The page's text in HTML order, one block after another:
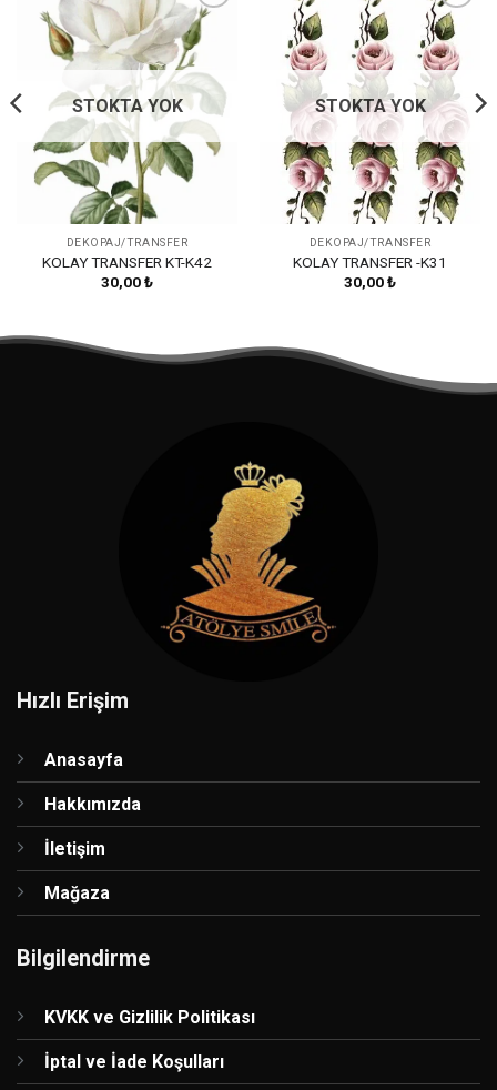
Favorilerime
Ekle
STOKTA YOK
DEKOPAJ/TRANSFER
KOLAY TRANSFER KT-K42
30,00₺
Favorilerime
Ekle
STOKTA YOK
DEKOPAJ/TRANSFER
KOLAY TRANSFER -K31
30,00₺
Hızlı Erişim
Anasayfa
Hakkımızda
İletişim
Mağaza
Bilgilendirme
KVKK ve Gizlilik Politikası
İptal ve İade Koşulları